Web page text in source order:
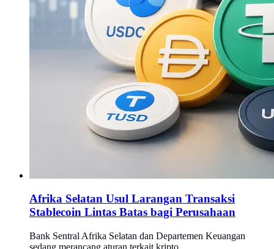
Afrika Selatan Usul Larangan Transaksi
Stablecoin Lintas Batas bagi Perusahaan
Bank Sentral Afrika Selatan dan Departemen Keuangan
sedang merancang aturan terkait kripto.